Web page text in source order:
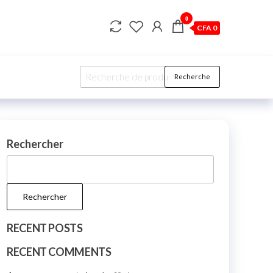
0
CFA 0
Recherche
pour :
Recherche
Rechercher
Rechercher
RECENT POSTS
RECENT COMMENTS